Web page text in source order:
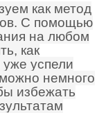
как метод
С помощью
на любом
как
успели
немного
избежать